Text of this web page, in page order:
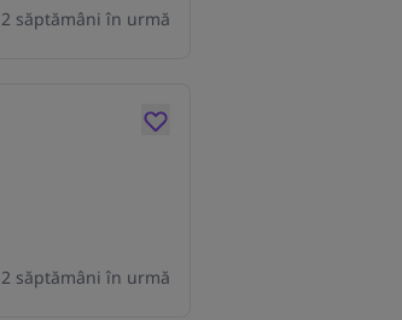
2 săptămâni în urmă
2 săptămâni în urmă